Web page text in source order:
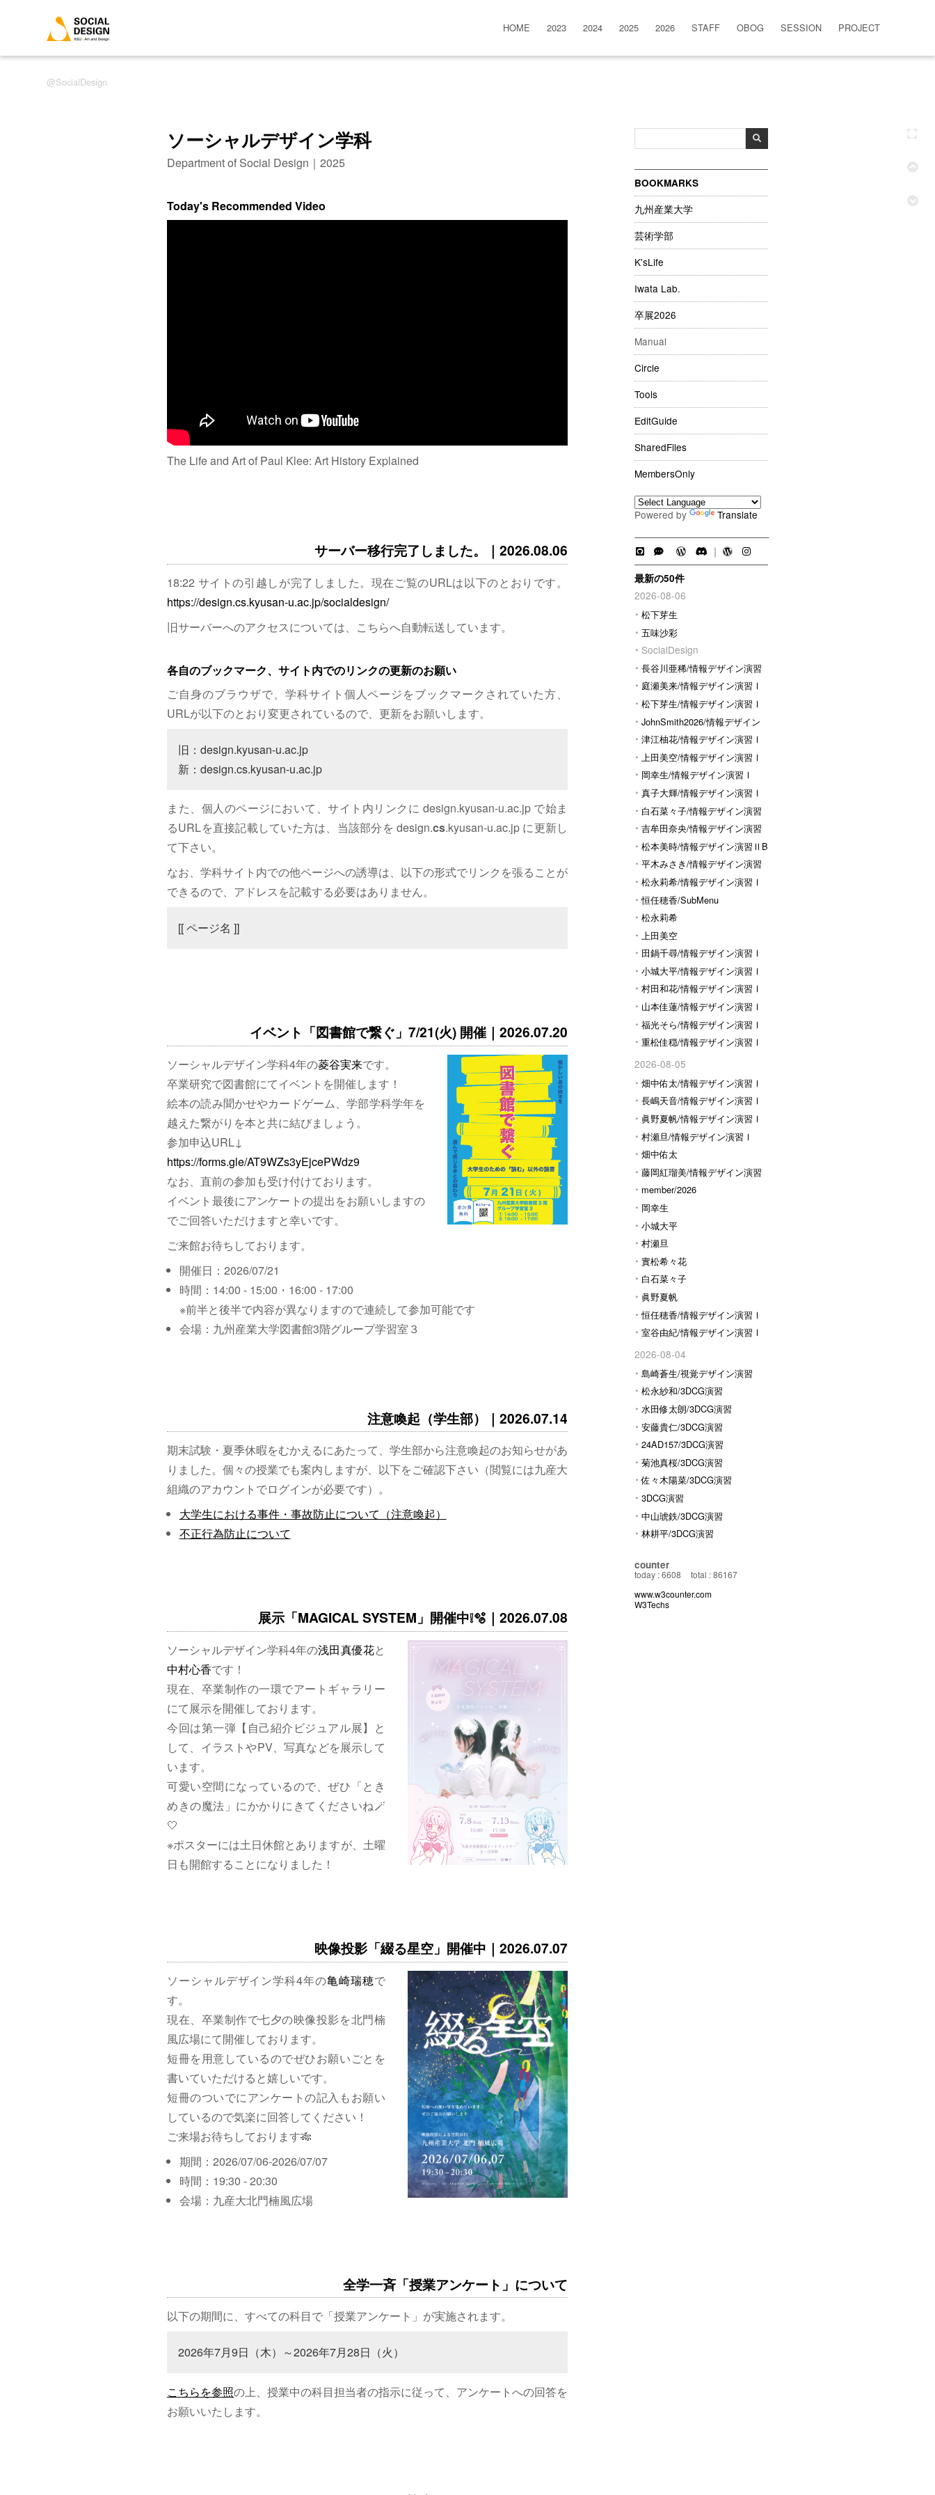
SocialDesign
HOME 2023 2024 2025 2026 STAFF OBOG SESSION PROJECT
BOOKMARKS
九州産業大学
芸術学部
K'sLife
Iwata Lab.
卒展2026
Manual
Circle
Tools
EditGuide
SharedFiles
MembersOnly
Powered by Translate
｜
最新の50件
2026-08-06
松下芽生
五味沙彩
SocialDesign
長谷川亜稀/情報デザイン演習
Ⅰ 庭瀬美来/情報デザイン演習Ⅰ
松下芽生/情報デザイン演習Ⅰ
JohnSmith2026/情報デザイン
演習I
津江柚花/情報デザイン演習Ⅰ
上田美空/情報デザイン演習Ⅰ
岡幸生/情報デザイン演習Ⅰ
真子大輝/情報デザイン演習Ⅰ
白石菜々子/情報デザイン演習
Ⅰ 吉牟田奈央/情報デザイン演習
Ⅰ 松本美時/情報デザイン演習ⅡB
平木みさき/情報デザイン演習
Ⅰ 松永莉希/情報デザイン演習Ⅰ
恒任穂香/SubMenu
松永莉希
上田美空
田鍋千尋/情報デザイン演習Ⅰ
小城大平/情報デザイン演習Ⅰ
村田和花/情報デザイン演習Ⅰ
山本佳蓮/情報デザイン演習Ⅰ
福光そら/情報デザイン演習Ⅰ
重松佳穏/情報デザイン演習Ⅰ
2026-08-05
畑中佑太/情報デザイン演習Ⅰ
長嶋天音/情報デザイン演習Ⅰ
眞野夏帆/情報デザイン演習Ⅰ
村瀬旦/情報デザイン演習Ⅰ
畑中佑太
藤岡紅瑠美/情報デザイン演習
Ⅰ member/2026
岡幸生
小城大平
村瀬旦
實松希々花
白石菜々子
眞野夏帆
恒任穂香/情報デザイン演習Ⅰ
室谷由紀/情報デザイン演習Ⅰ
2026-08-04
島崎蒼生/視覚デザイン演習
松永紗和/3DCG演習
水田修太朗/3DCG演習
安藤貴仁/3DCG演習
24AD157/3DCG演習
菊池真桜/3DCG演習
佐々木陽菜/3DCG演習
3DCG演習
中山琥鉄/3DCG演習
林耕平/3DCG演習
counter
today : 6608
total : 86167
www.w3counter.com
W3Techs
ソーシャルデザイン学科
Department of Social Design｜2025
Today's Recommended Video
The Life and Art of Paul Klee: Art History Explained
サーバー移行完了しました。｜2026.08.06
18:22 サイトの引越しが完了しました。現在ご覧のURLは以下のとおりです。
https://design.cs.kyusan-u.ac.jp/socialdesign/
旧サーバーへのアクセスについては、こちらへ自動転送しています。
各自のブックマーク、サイト内でのリンクの更新のお願い
ご自身のブラウザで、学科サイト個人ページをブックマークされていた方、
URLが以下のとおり変更されているので、更新をお願いします。
旧：design.kyusan-u.ac.jp
新：design.cs.kyusan-u.ac.jp
また、個人のページにおいて、サイト内リンクに design.kyusan-u.ac.jp で始ま
るURLを直接記載していた方は、当該部分を design.cs.kyusan-u.ac.jp に更新し
て下さい。
なお、学科サイト内での他ページへの誘導は、以下の形式でリンクを張ることが
できるので、アドレスを記載する必要はありません。
[[ ページ名 ]]
イベント「図書館で繋ぐ」7/21(火) 開催｜2026.07.20
ソーシャルデザイン学科4年の菱谷実来です。
卒業研究で図書館にてイベントを開催します！
絵本の読み聞かせやカードゲーム、学部学科学年を
越えた繋がりを本と共に結びましょう。
参加申込URL↓
https://forms.gle/AT9WZs3yEjcePWdz9
なお、直前の参加も受け付けております。
イベント最後にアンケートの提出をお願いしますの
でご回答いただけますと幸いです。
ご来館お待ちしております。
開催日：2026/07/21
時間：14:00 - 15:00・16:00 - 17:00
※前半と後半で内容が異なりますので連続して参加可能です
会場：九州産業大学図書館3階グループ学習室３
注意喚起（学生部）｜2026.07.14
期末試験・夏季休暇をむかえるにあたって、学生部から注意喚起のお知らせがあ
りました。個々の授業でも案内しますが、以下をご確認下さい（閲覧には九産大
組織のアカウントでログインが必要です）。
大学生における事件・事故防止について（注意喚起）
不正行為防止について
展示「MAGICAL SYSTEM」開催中❕🫧｜2026.07.08
ソーシャルデザイン学科4年の浅田真優花と
中村心香です！
現在、卒業制作の一環でアートギャラリー
にて展示を開催しております。
今回は第一弾【自己紹介ビジュアル展】と
して、イラストやPV、写真などを展示して
います。
可愛い空間になっているので、ぜひ「とき
めきの魔法」にかかりにきてくださいね🪄
🤍
※ポスターには土日休館とありますが、土曜
日も開館することになりました！
映像投影「綴る星空」開催中｜2026.07.07
ソーシャルデザイン学科4年の亀崎瑞穂で
す。
現在、卒業制作で七夕の映像投影を北門楠
風広場にて開催しております。
短冊を用意しているのでぜひお願いごとを
書いていただけると嬉しいです。
短冊のついでにアンケートの記入もお願い
しているので気楽に回答してください！
ご来場お待ちしております🎋
期間：2026/07/06-2026/07/07
時間：19:30 - 20:30
会場：九産大北門楠風広場
全学一斉「授業アンケート」について
以下の期間に、すべての科目で「授業アンケート」が実施されます。
2026年7月9日（木）～2026年7月28日（火）
こちらを参照の上、授業中の科目担当者の指示に従って、アンケートへの回答を
お願いいたします。